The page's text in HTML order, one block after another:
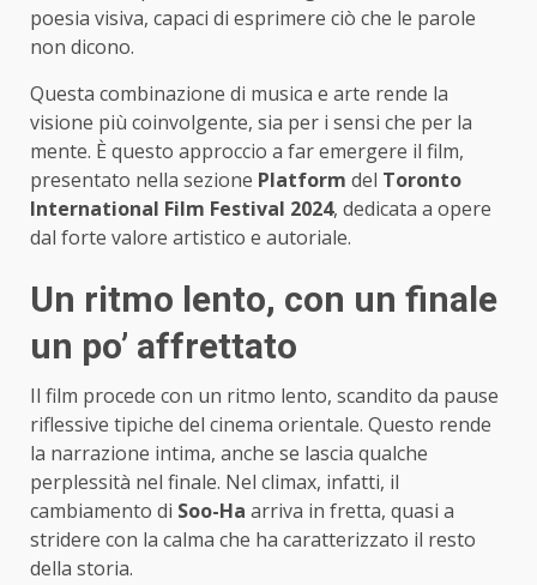
poesia visiva, capaci di esprimere ciò che le parole
non dicono.
Questa combinazione di musica e arte rende la
visione più coinvolgente, sia per i sensi che per la
mente. È questo approccio a far emergere il film,
presentato nella sezione Platform del Toronto
International Film Festival 2024, dedicata a opere
dal forte valore artistico e autoriale.
Un ritmo lento, con un finale
un po’ affrettato
Il film procede con un ritmo lento, scandito da pause
riflessive tipiche del cinema orientale. Questo rende
la narrazione intima, anche se lascia qualche
perplessità nel finale. Nel climax, infatti, il
cambiamento di Soo-Ha arriva in fretta, quasi a
stridere con la calma che ha caratterizzato il resto
della storia.